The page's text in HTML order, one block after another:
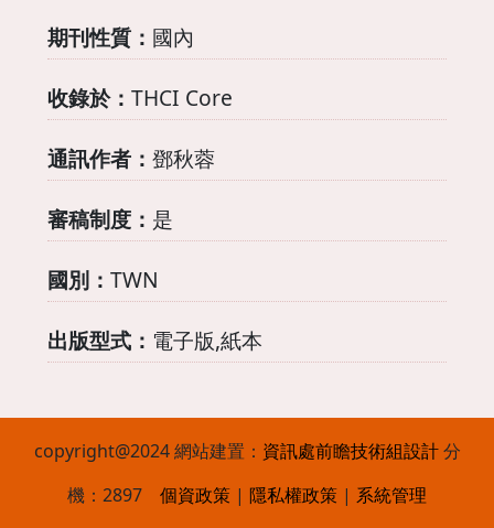
期刊性質： 國內
收錄於： THCI Core
通訊作者： 鄧秋蓉
審稿制度： 是
國別： TWN
出版型式： 電子版,紙本
copyright@2024 網站建置： 資訊處前瞻技術組設計分
機：2897 個資政策 | 隱私權政策 | 系統管理